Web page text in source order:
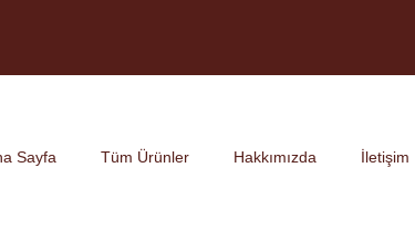
Sayfa Tüm Ürünler Hakkımızda İletişim